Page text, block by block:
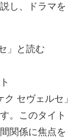
し、ドラマを
」と読む
セヴェルセ」
。このタイト
関係に焦点を